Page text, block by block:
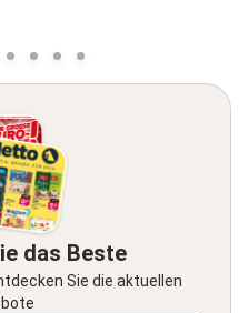
das Beste
Sie die aktuellen